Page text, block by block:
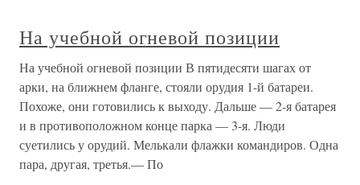
На учебной огневой позиции
На учебной огневой позиции В пятидесяти шагах от
арки, на ближнем фланге, стояли орудия 1-й батареи.
Похоже, они готовились к выходу. Дальше — 2-я батарея
и в противоположном конце парка — 3-я. Люди
суетились у орудий. Мелькали флажки командиров. Одна
пара, другая, третья.— По